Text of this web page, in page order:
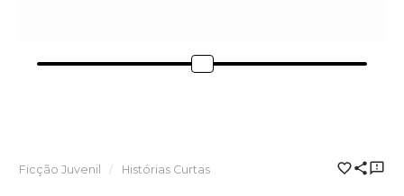
Ficção Juvenil Histórias Curtas